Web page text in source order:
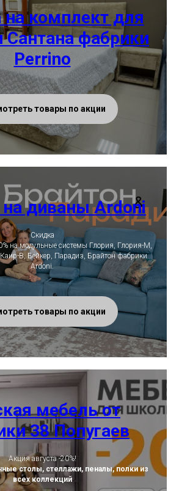
комплект для
Сантана фабрики
Perrino
товары по акции
диваны Ardoni
Скидка
на модульные системы Глория, Глория-М,
В, Бейкер, Парадиз, Брайтон фабрики
Ardoni.
товары по акции
мебель от
38 Попугаев
Акция августа -20%!
столы, стеллажи, пеналы, полки из
всех коллекций